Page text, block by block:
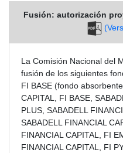
Fusión: autorización
La Comisión Nacional del
fusión de los siguientes
FI BASE (fondo
CAPITAL, FI BASE,
PLUS, SABADELL
SABADELL FINANCIAL
FINANCIAL CAPITAL, FI
FINANCIAL CAPITAL, FI